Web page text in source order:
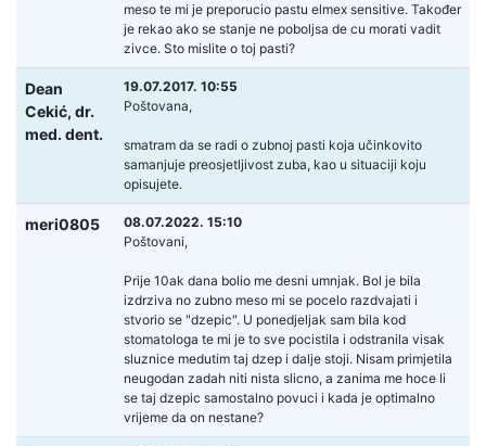
meso te mi je preporucio pastu elmex sensitive. Također
je rekao ako se stanje ne poboljsa de cu morati vadit
zivce. Sto mislite o toj pasti?
Dean
Cekić, dr.
med. dent.
19.07.2017. 10:55
Poštovana,
smatram da se radi o zubnoj pasti koja učinkovito
samanjuje preosjetljivost zuba, kao u situaciji koju
opisujete.
meri0805
08.07.2022. 15:10
Poštovani,
Prije 10ak dana bolio me desni umnjak. Bol je bila
izdrziva no zubno meso mi se pocelo razdvajati i
stvorio se "dzepic". U ponedjeljak sam bila kod
stomatologa te mi je to sve pocistila i odstranila visak
sluznice medutim taj dzep i dalje stoji. Nisam primjetila
neugodan zadah niti nista slicno, a zanima me hoce li
se taj dzepic samostalno povuci i kada je optimalno
vrijeme da on nestane?